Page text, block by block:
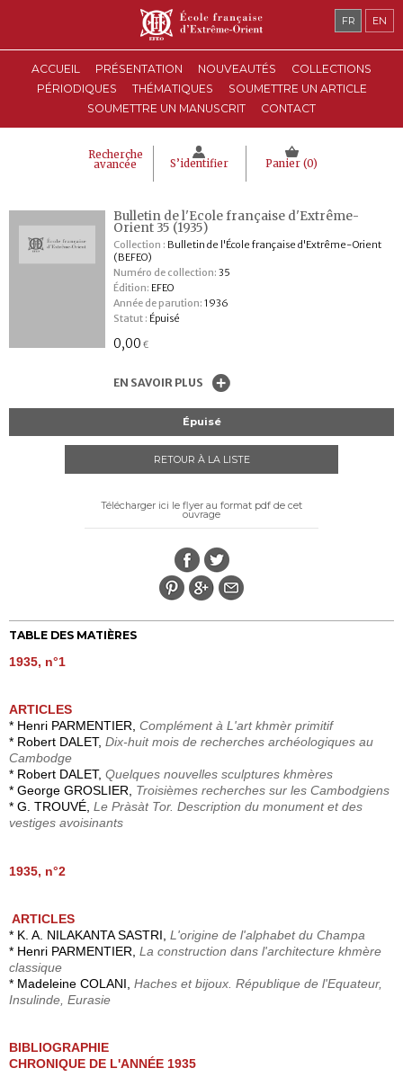
ACCUEIL PRÉSENTATION NOUVEAUTÉS
COLLECTIONS
PÉRIODIQUES
THÉMATIQUES
SOUMETTRE UN ARTICLE
SOUMETTRE UN MANUSCRIT
CONTACT
Recherche
avancée S’identifier Panier (0)
FR EN
Bulletin de l'Ecole française d'Extrême-
Orient 35 (1935)
Collection : Bulletin de l'École française d'Extrême-Orient
(BEFEO)
Numéro de collection: 35
Édition: EFEO
Année de parution: 1936
Statut : Épuisé
0,00 €
EN SAVOIR PLUS
Épuisé
RETOUR À LA LISTE
Télécharger ici le flyer au format pdf de cet
ouvrage
TABLE DES MATIÈRES
1935, n°1
ARTICLES
* Henri PARMENTIER, Complément à L'art khmèr primitif
* Robert DALET, Dix-huit mois de recherches archéologiques au
Cambodge
* Robert DALET, Quelques nouvelles sculptures khmères
* George GROSLIER, Troisièmes recherches sur les Cambodgiens
* G. TROUVÉ, Le Pràsàt Tor. Description du monument et des
vestiges avoisinants
1935, n°2
ARTICLES
* K. A. NILAKANTA SASTRI, L'origine de l'alphabet du Champa
* Henri PARMENTIER, La construction dans l'architecture khmère
classique
* Madeleine COLANI, Haches et bijoux. République de l'Equateur,
Insulinde, Eurasie
BIBLIOGRAPHIE
CHRONIQUE DE L'ANNÉE 1935